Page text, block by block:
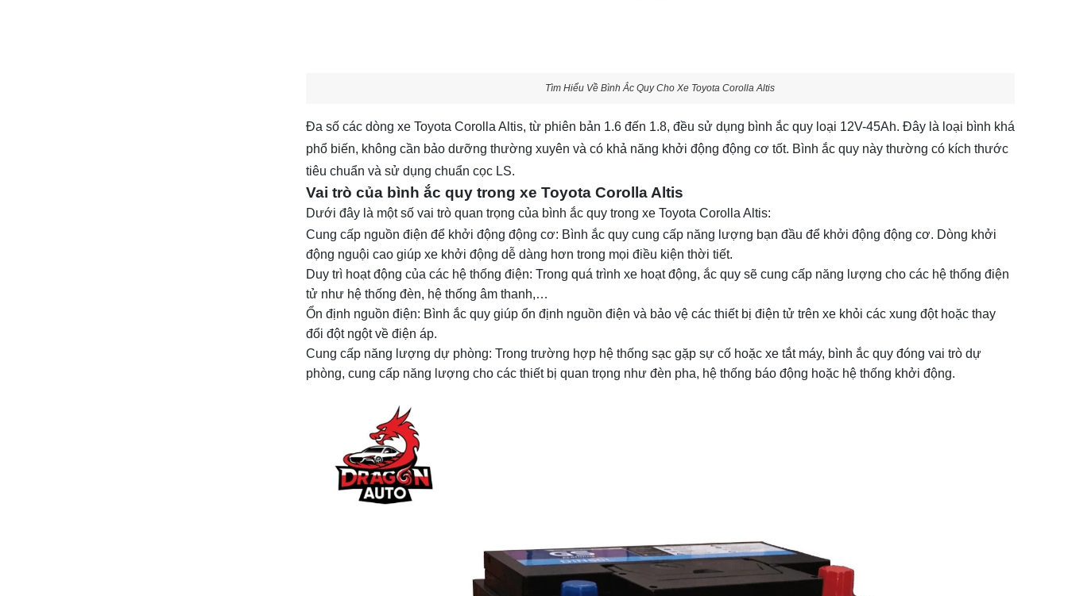
Tìm Hiểu Về Bình Ắc Quy Cho Xe Toyota Corolla Altis
Đa số các dòng xe Toyota Corolla Altis, từ phiên bản 1.6 đến 1.8, đều sử dụng bình ắc quy loại 12V-45Ah. Đây là loại bình khá
phổ biến, không cần bảo dưỡng thường xuyên và có khả năng khởi động động cơ tốt. Bình ắc quy này thường có kích thước
tiêu chuẩn và sử dụng chuẩn cọc LS.
Vai trò của bình ắc quy trong xe Toyota Corolla Altis
Dưới đây là một số vai trò quan trọng của bình ắc quy trong xe Toyota Corolla Altis:
Cung cấp nguồn điện để khởi động động cơ: Bình ắc quy cung cấp năng lượng bạn đầu để khởi động động cơ. Dòng khởi
động nguội cao giúp xe khởi động dễ dàng hơn trong mọi điều kiện thời tiết.
Duy trì hoạt động của các hệ thống điện: Trong quá trình xe hoạt động, ắc quy sẽ cung cấp năng lượng cho các hệ thống điện
tử như hệ thống đèn, hệ thống âm thanh,…
Ổn định nguồn điện: Bình ắc quy giúp ổn định nguồn điện và bảo vệ các thiết bị điện tử trên xe khỏi các xung đột hoặc thay
đổi đột ngột về điện áp.
Cung cấp năng lượng dự phòng: Trong trường hợp hệ thống sạc gặp sự cố hoặc xe tắt máy, bình ắc quy đóng vai trò dự
phòng, cung cấp năng lượng cho các thiết bị quan trọng như đèn pha, hệ thống báo động hoặc hệ thống khởi động.